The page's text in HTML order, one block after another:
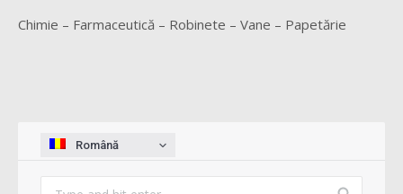
Chimie – Farmaceutică – Robinete – Vane – Papetărie
Română